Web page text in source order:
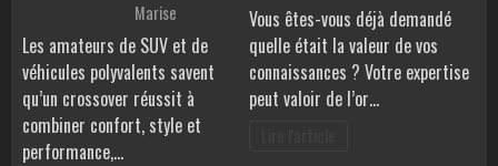
Marise
Les amateurs de SUV et de
véhicules polyvalents savent
qu’un crossover réussit à
combiner confort, style et
performance,…
Vous êtes-vous déjà demandé
quelle était la valeur de vos
connaissances ? Votre expertise
peut valoir de l’or…